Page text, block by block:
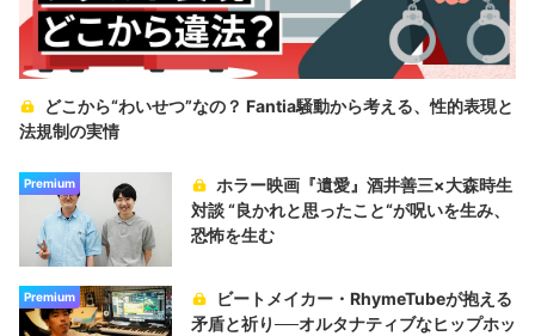
どこから“わいせつ”なの？ Fantia騒動から考える、性的表現と
法規制の実情
Premium
ホラー映画『遺愛』酒井善三×大森時生
対談 “良かれと思ったこと“が呪いを生み、
恐怖を生む
Premium
ビートメイカー・RhymeTubeが抱える
矛盾と祈り──オルタナティブなヒップホッ